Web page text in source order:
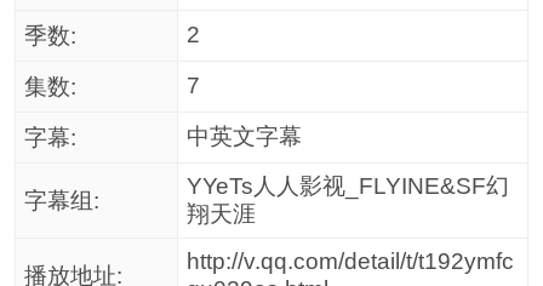
季数:
2
集数: 7
字幕: 中英文字幕
字幕组:
YYeTs人人影视_FLYINE&SF幻
翔天涯
播放地址:
http://v.qq.com/detail/t/t192ymfc